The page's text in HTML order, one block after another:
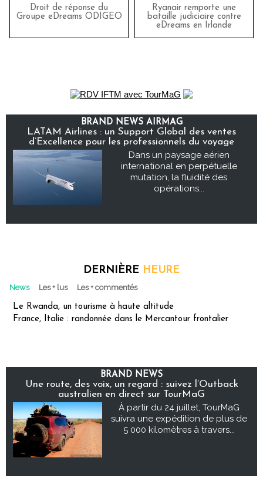
Droit de réponse du
Groupe eDreams ODIGEO
Ryanair remporte une
bataille judiciaire contre
eDreams en Irlande
BRAND NEWS AIRMAG
LATAM Airlines : un Support Global des ventes
d’Excellence pour les professionnels du voyage
Dans un paysage aérien
international en perpétuelle
mutation, la fluidité des
opérations...
DERNIÈRE HEURE
News Les + lus Les + commentés
Le Rwanda, un tourisme à haute altitude
France, Italie : randonnée dans le Mercantour frontalier
BRAND NEWS
Une route, des voix, un regard : suivez l’Outback
australien en direct sur TourMaG
À partir du 24 juillet, TourMaG
suivra une expédition de plus de
5 000 kilomètres à travers...